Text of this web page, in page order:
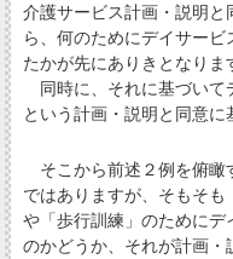
介護サービス計画・説明
ら、何のためにデイサー
たかが先にありきとなりま
同時に、それに基づいて
という計画・説明と同意に
そこから前述２例を俯瞰
ではありますが、そもそも
や「歩行訓練」のためにデ
のかどうか、それが計画・